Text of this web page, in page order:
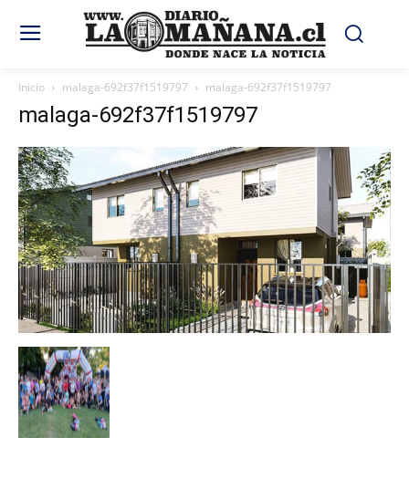
Inicio malaga-692f37f1519797 malaga-692f37f1519797
malaga-692f37f1519797